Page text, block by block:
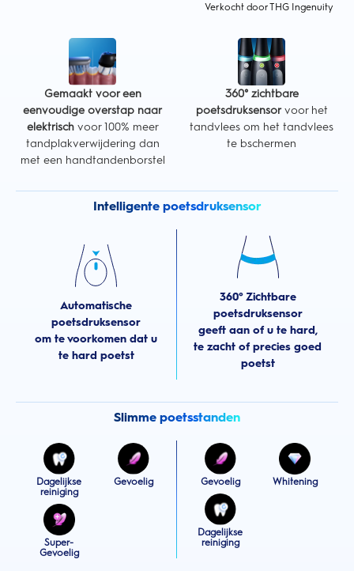
Verkocht door THG Ingenuity
Gemaakt voor een
eenvoudige overstap naar
elektrischvoor 100% meer
tandplakverwijdering dan
met een handtandenborstel
360° zichtbare
poetsdruksensorvoor het
tandvlees om het tandvlees
te bschermen
Intelligente poetsdruksensor
Automatische
poetsdruksensor
om te voorkomen dat u
te hard poetst
360° Zichtbare
poetsdruksensor
geeft aan of u te hard,
te zacht of precies goed
poetst
Slimme poetsstanden
Dagelijkse
reiniging
Gevoelig
Super-
Gevoelig
Gevoelig Whitening
Dagelijkse
reiniging